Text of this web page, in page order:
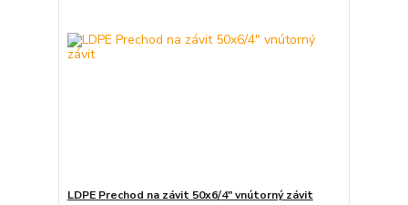
LDPE Prechod na závit 50x6/4" vnútorný závit